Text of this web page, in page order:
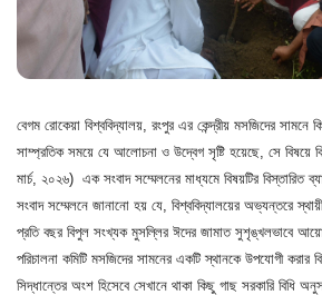
বেগম রোকেয়া বিশ্ববিদ্যালয়, রংপুর এর কেন্দ্রীয় মসজিদের সামনে
সাম্প্রতিক সময়ে যে আলোচনা ও উদ্বেগ সৃষ্টি হয়েছে, সে বিষয়ে
মার্চ, ২০২৬) এক সংবাদ সম্মেলনের মাধ্যমে বিষয়টির বিস্তারিত
সংবাদ সম্মেলনে জানানো হয় যে, বিশ্ববিদ্যালয়ের অভ্যন্তরে
প্রতি বছর বিপুল সংখ্যক মুসল্লির ঈদের জামাত সুশৃঙ্খলভাবে
পরিচালনা কমিটি মসজিদের সামনের একটি স্থানকে উপযোগী
সিদ্ধান্তের অংশ হিসেবে সেখানে থাকা কিছু গাছ সরকারি বিধি